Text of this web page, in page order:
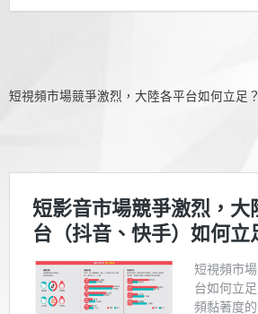
短視頻市場競爭激烈，大陸各平台如何立足？